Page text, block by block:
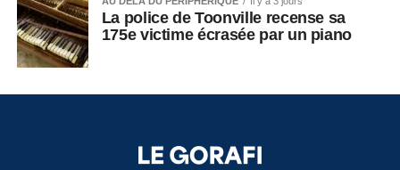
La police de Toonville recense sa
175e victime écrasée par un piano